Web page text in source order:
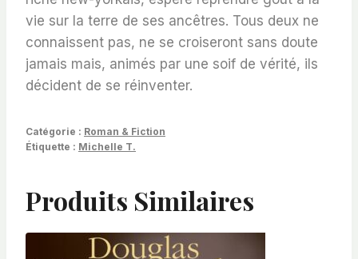
vie sur la terre de ses ancêtres. Tous deux ne
connaissent pas, ne se croiseront sans doute
jamais mais, animés par une soif de vérité, ils
décident de se réinventer.
Catégorie : Roman & Fiction
Étiquette : Michelle T.
Produits Similaires